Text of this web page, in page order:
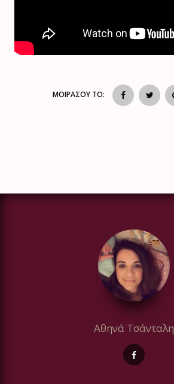
ΜΟΙΡΑΣΟΥ ΤΟ:
Αθηνά Τσάνταλη